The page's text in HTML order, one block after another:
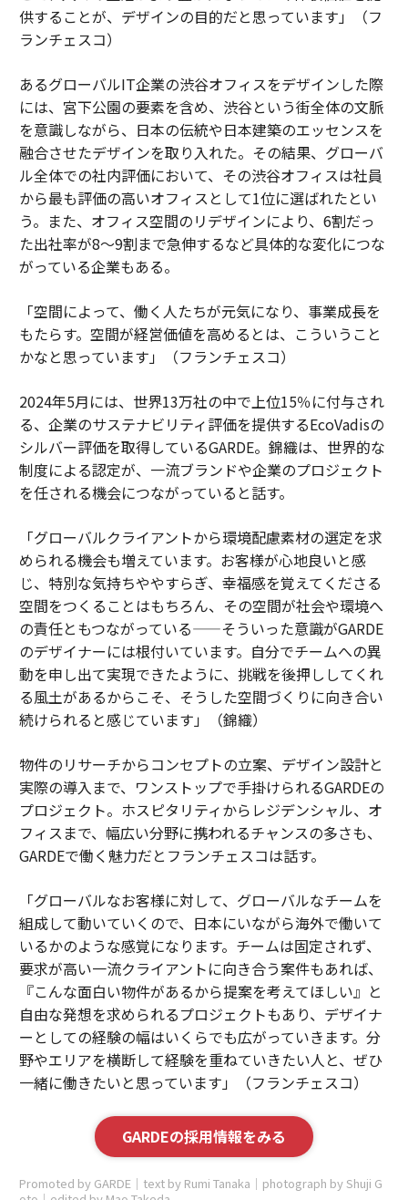
供することが、デザインの目的だと思っています」（フ
ランチェスコ）
あるグローバルIT企業の渋谷オフィスをデザインした際
には、宮下公園の要素を含め、渋谷という街全体の文脈
を意識しながら、日本の伝統や日本建築のエッセンスを
融合させたデザインを取り入れた。その結果、グローバ
ル全体での社内評価において、その渋谷オフィスは社員
から最も評価の高いオフィスとして1位に選ばれたとい
う。また、オフィス空間のリデザインにより、6割だっ
た出社率が8～9割まで急伸するなど具体的な変化につな
がっている企業もある。
「空間によって、働く人たちが元気になり、事業成長を
もたらす。空間が経営価値を高めるとは、こういうこと
かなと思っています」（フランチェスコ）
2024年5月には、世界13万社の中で上位15％に付与され
る、企業のサステナビリティ評価を提供するEcoVadisの
シルバー評価を取得しているGARDE。錦織は、世界的な
制度による認定が、一流ブランドや企業のプロジェクト
を任される機会につながっていると話す。
「グローバルクライアントから環境配慮素材の選定を求
められる機会も増えています。お客様が心地良いと感
じ、特別な気持ちややすらぎ、幸福感を覚えてくださる
空間をつくることはもちろん、その空間が社会や環境へ
の責任ともつながっている——そういった意識がGARDE
のデザイナーには根付いています。自分でチームへの異
動を申し出て実現できたように、挑戦を後押ししてくれ
る風土があるからこそ、そうした空間づくりに向き合い
続けられると感じています」（錦織）
物件のリサーチからコンセプトの立案、デザイン設計と
実際の導入まで、ワンストップで手掛けられるGARDEの
プロジェクト。ホスピタリティからレジデンシャル、オ
フィスまで、幅広い分野に携われるチャンスの多さも、
GARDEで働く魅力だとフランチェスコは話す。
「グローバルなお客様に対して、グローバルなチームを
組成して動いていくので、日本にいながら海外で働いて
いるかのような感覚になります。チームは固定されず、
要求が高い一流クライアントに向き合う案件もあれば、
『こんな面白い物件があるから提案を考えてほしい』と
自由な発想を求められるプロジェクトもあり、デザイナ
ーとしての経験の幅はいくらでも広がっていきます。分
野やエリアを横断して経験を重ねていきたい人と、ぜひ
一緒に働きたいと思っています」（フランチェスコ）
GARDEの採用情報をみる
Promoted by GARDE｜text by Rumi Tanaka｜photograph by Shuji G